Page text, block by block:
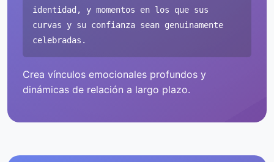
identidad, y momentos en los que sus
curvas y su confianza sean genuinamente
celebradas.
Crea vínculos emocionales profundos y
dinámicas de relación a largo plazo.